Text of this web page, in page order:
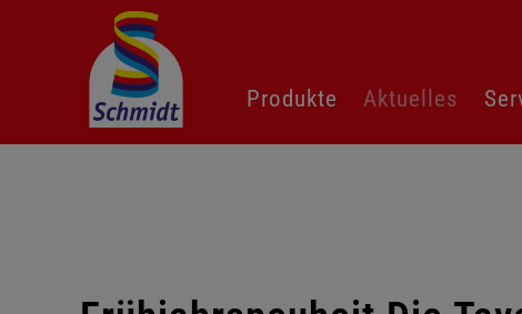
überspringen
Produkte Aktuelles